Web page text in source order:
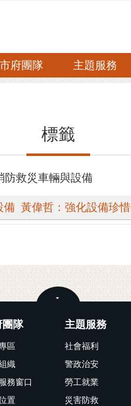
市府團隊 主題服務
標籤
防救災車輛與設備
黃偉哲：強化設備珍
團隊
區
織
務窗口
置
主題服務
社會福利
警政治安
勞工就業
災害防救